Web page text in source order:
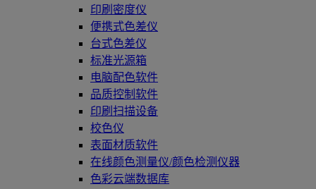
印刷密度仪
便携式色差仪
台式色差仪
标准光源箱
电脑配色软件
品质控制软件
印刷扫描设备
校色仪
表面材质软件
在线颜色测量仪/颜色检测仪器
色彩云端数据库